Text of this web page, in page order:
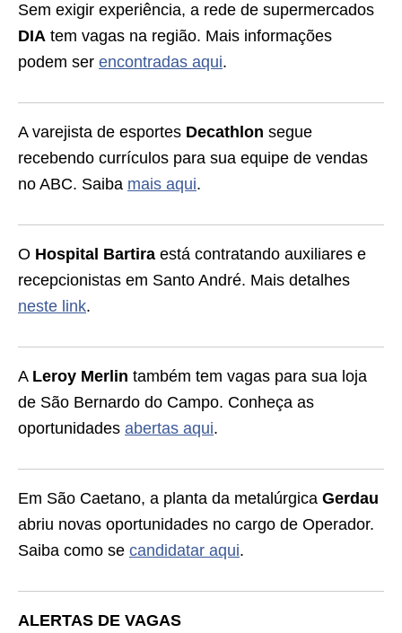
Sem exigir experiência, a rede de supermercados
DIA tem vagas na região. Mais informações
podem ser encontradas aqui.
A varejista de esportes Decathlon segue
recebendo currículos para sua equipe de vendas
no ABC. Saiba mais aqui.
O Hospital Bartira está contratando auxiliares e
recepcionistas em Santo André. Mais detalhes
neste link.
A Leroy Merlin também tem vagas para sua loja
de São Bernardo do Campo. Conheça as
oportunidades abertas aqui.
Em São Caetano, a planta da metalúrgica Gerdau
abriu novas oportunidades no cargo de Operador.
Saiba como se candidatar aqui.
ALERTAS DE VAGAS